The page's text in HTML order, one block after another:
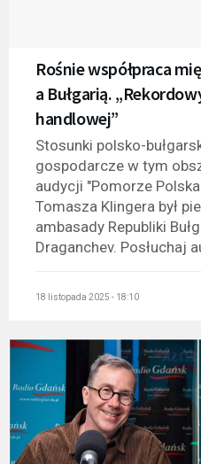
Rośnie współpraca
a Bułgarią.
handlowej”
Stosunki polsko-
gospodarcze w tym
audycji "Pomorze
Tomasza Klingera był
ambasady Republiki
Draganchev. Posłuchaj
18 listopada 2025 - 18:10